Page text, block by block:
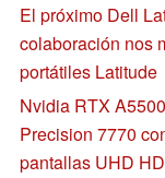
El próximo Dell
colaboración nos
portátiles Latitude
Nvidia RTX
Precision 7770
pantallas UHD